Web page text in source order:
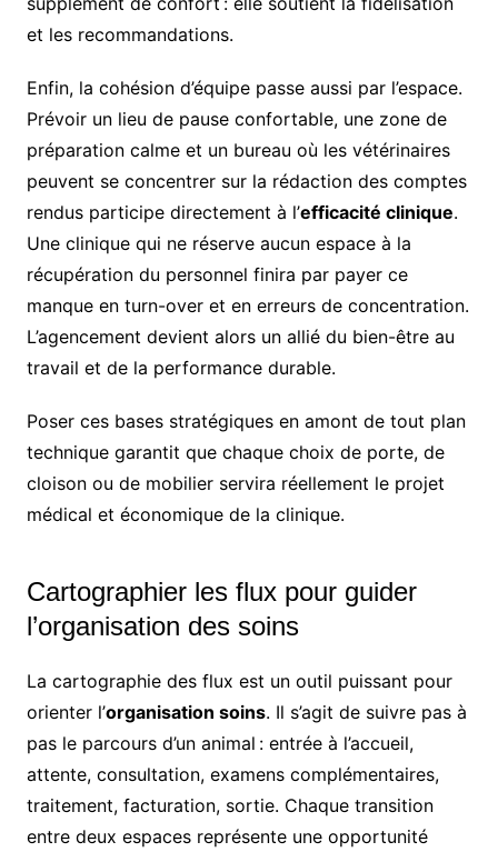
et les recommandations.
Enfin, la cohésion d’équipe passe aussi par l’espace.
Prévoir un lieu de pause confortable, une zone de
préparation calme et un bureau où les vétérinaires
peuvent se concentrer sur la rédaction des comptes
rendus participe directement à l’efficacité clinique.
Une clinique qui ne réserve aucun espace à la
récupération du personnel finira par payer ce
manque en turn-over et en erreurs de concentration.
L’agencement devient alors un allié du bien-être au
travail et de la performance durable.
Poser ces bases stratégiques en amont de tout plan
technique garantit que chaque choix de porte, de
cloison ou de mobilier servira réellement le projet
médical et économique de la clinique.
Cartographier les flux pour guider
l’organisation des soins
La cartographie des flux est un outil puissant pour
orienter l’organisation soins. Il s’agit de suivre pas à
pas le parcours d’un animal : entrée à l’accueil,
attente, consultation, examens complémentaires,
traitement, facturation, sortie. Chaque transition
entre deux espaces représente une opportunité